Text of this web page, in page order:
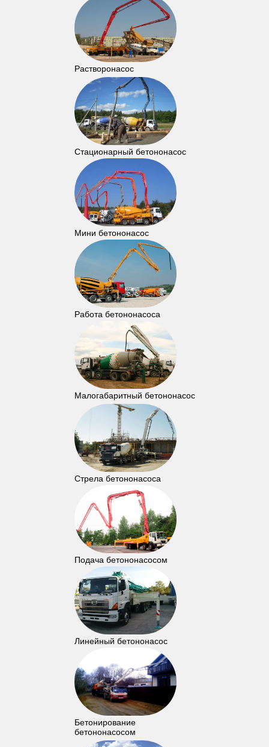
Растворонасос
Стационарный бетононасос
Мини бетононасос
Работа бетононасоса
Малогабаритный бетононасос
Стрела бетононасоса
Подача бетононасосом
Линейный бетононасос
Бетонирование
бетононасосом